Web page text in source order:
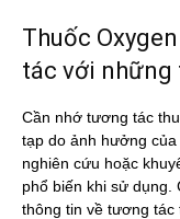
Thuốc
tác với những
Cần nhớ tương tác
tạp do ảnh hưởng
nghiên cứu hoặc
phổ biến khi sử dụng.
thông tin về tương tác